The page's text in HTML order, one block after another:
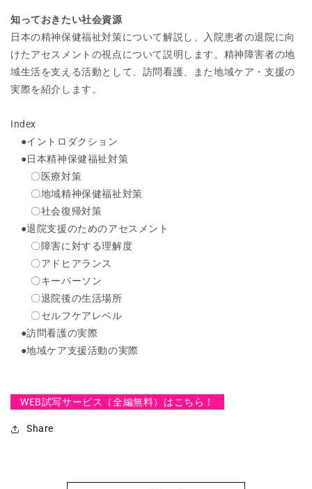
病
院
か
ら
地
社
会
へ
の
数
量
を
減
ら
す
病
院
か
ら
地
会
へ
数
量
を
増
や
す
知っておきたい社会資源
日本の精神保健福祉対策について解説し、入院患者の退院に向
けたアセスメントの視点について説明します。精神障害者の地
域生活を支える活動として、訪問看護、また地域ケア・支援の
実際を紹介します。
Index
●イントロダクション
●日本精神保健福祉対策
〇医療対策
〇地域精神保健福祉対策
〇社会復帰対策
●退院支援のためのアセスメント
〇障害に対する理解度
〇アドヒアランス
〇キーパーソン
〇退院後の生活場所
〇セルフケアレベル
●訪問看護の実際
●地域ケア支援活動の実際
WEB試写サービス（全編無料）はこちら！
Share